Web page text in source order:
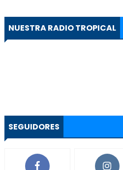
NUESTRA RADIO TROPICAL
SEGUIDORES